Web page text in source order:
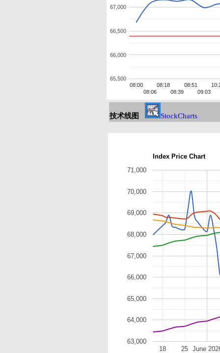
08:00
08:06
08:18
08:39
08:51
09:03
65,500
66,000
66,500
67,000
技术线图 StockCharts
Index Price Chart
June
18 25
63,000
64,000
65,000
66,000
67,000
68,000
69,000
70,000
71,000